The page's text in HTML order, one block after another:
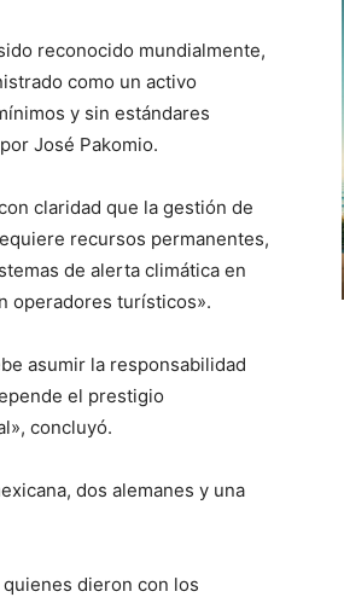
reconocido mundialmente,
como un activo
y sin estándares
José Pakomio.
claridad que la gestión de
recursos permanentes,
de alerta climática en
operadores turísticos».
asumir la responsabilidad
el prestigio
concluyó.
dos alemanes y una
dieron con los